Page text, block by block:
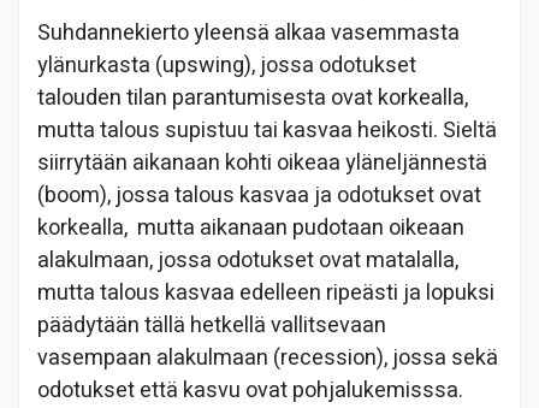
Suhdannekierto yleensä alkaa vasemmasta
ylänurkasta (upswing), jossa odotukset
talouden tilan parantumisesta ovat korkealla,
mutta talous supistuu tai kasvaa heikosti. Sieltä
siirrytään aikanaan kohti oikeaa yläneljännestä
(boom), jossa talous kasvaa ja odotukset ovat
korkealla, mutta aikanaan pudotaan oikeaan
alakulmaan, jossa odotukset ovat matalalla,
mutta talous kasvaa edelleen ripeästi ja lopuksi
päädytään tällä hetkellä vallitsevaan
vasempaan alakulmaan (recession), jossa sekä
odotukset että kasvu ovat pohjalukemisssa.